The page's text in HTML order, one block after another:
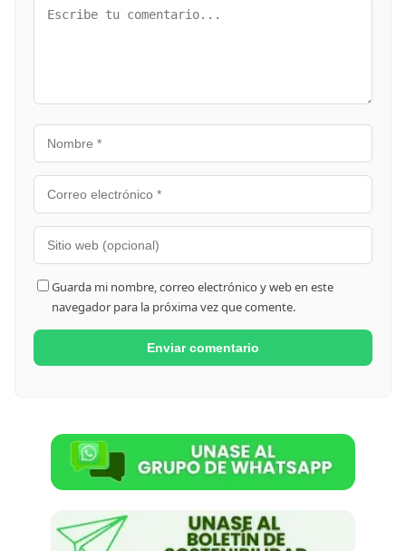
Guarda mi nombre, correo electrónico y web en este
navegador para la próxima vez que comente.